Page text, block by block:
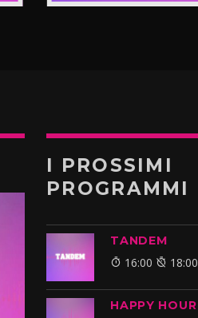
I PROSSIMI
PROGRAMMI
TANDEM
16:00 18:00
HAPPY HOUR